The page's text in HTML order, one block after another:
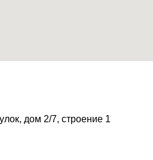
дом 2/7, строение 1